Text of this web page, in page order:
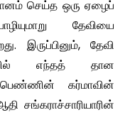
செய்த ஒரு ஏழைப்
தேவியை
இருப்பினும், தேவி
எந்தத் தான
கர்மாவின்
சங்கராச்சாரியாரின்